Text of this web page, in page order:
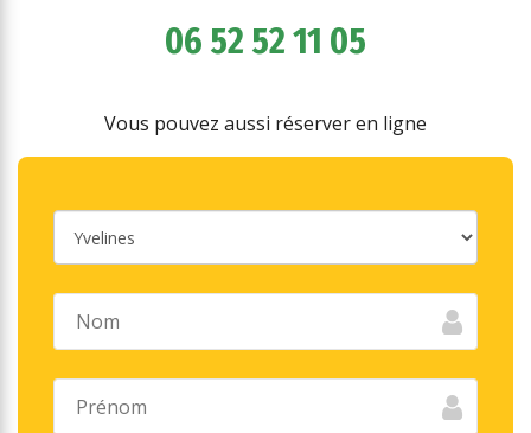
06 52 52 11 05
Vous pouvez aussi réserver en ligne